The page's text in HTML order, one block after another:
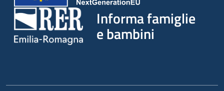
Informa famiglie
e bambini